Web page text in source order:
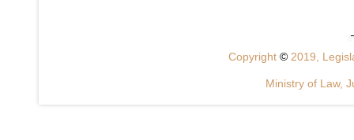
Copyright © 2019,
Ministry of Law,